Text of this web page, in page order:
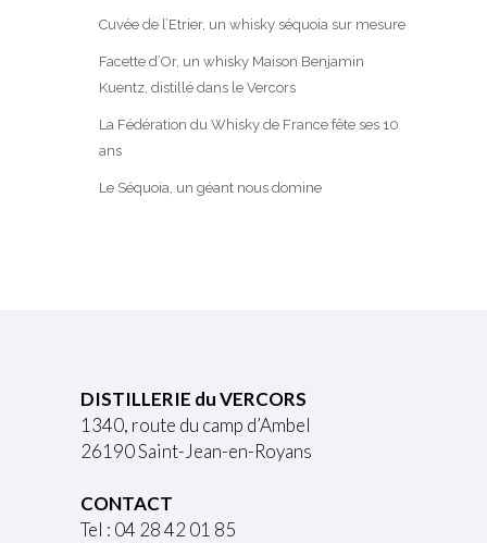
Cuvée de l’Etrier, un whisky séquoia sur mesure
Facette d’Or, un whisky Maison Benjamin
Kuentz, distillé dans le Vercors
La Fédération du Whisky de France fête ses 10
ans
Le Séquoia, un géant nous domine
DISTILLERIE du VERCORS
1340, route du camp d’Ambel
26190 Saint-Jean-en-Royans
CONTACT
Tel : 04 28 42 01 85